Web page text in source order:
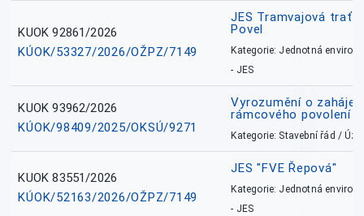
KUOK 92861/2026
KÚOK/53327/2026/OŽPZ/7149
JES Tramvajová trať
Povel
Kategorie: Jednotná
- JES
KUOK 93962/2026
KÚOK/98409/2025/OKSÚ/9271
Vyrozumění o
rámcového povolení
Kategorie: Stavební řád /
KUOK 83551/2026
KÚOK/52163/2026/OŽPZ/7149
JES "FVE Řepová"
Kategorie: Jednotná
- JES